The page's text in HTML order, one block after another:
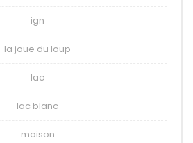
ign
la joue du loup
lac
lac blanc
maison